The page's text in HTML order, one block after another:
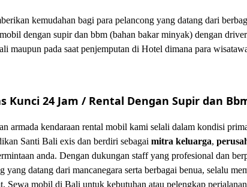
kemudahan bagi para pelancong yang datang dari
dengan supir dan bbm (bahan bakar minyak) dengan
pada saat penjemputan di Hotel dimana para
Kunci 24 Jam / Rental Dengan Supir dan
armada kendaraan rental mobil kami selali dalam kondisi
Santi Bali exis dan berdiri sebagai mitra keluarga,
anda. Dengan dukungan staff yang profesional dan
datang dari mancanegara serta berbagai benua, selalu
Sewa mobil di Bali untuk kebutuhan atau pelengkap